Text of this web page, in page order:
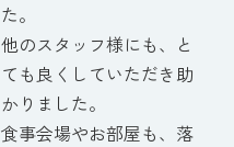
た。
他のスタッフ様にも、と
ても良くしていただき助
かりました。
食事会場やお部屋も、落